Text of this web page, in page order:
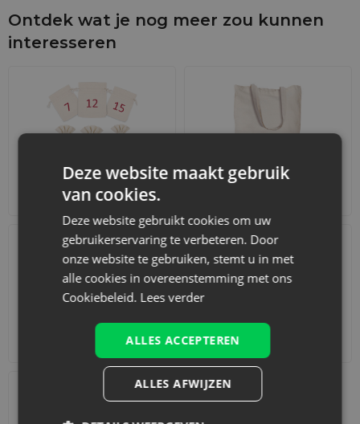
Ontdek wat je nog meer zou kunnen
interesseren
Adventskalenders
Accessoires en decoraties
Deze website maakt gebruik
van cookies.
Deze website gebruikt cookies om uw
gebruikerservaring te verbeteren. Door
onze website te gebruiken, stemt u in met
alle cookies in overeenstemming met ons
Cookiebeleid. Lees verder
ALLES ACCEPTEREN
ALLES AFWIJZEN